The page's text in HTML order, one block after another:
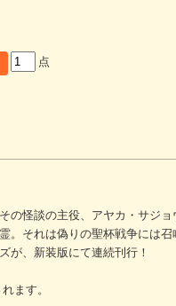
点
の怪談の主役、アヤカ・サジ
。それは偽りの聖杯戦争には
が、新装版にて連続刊行！
ます。